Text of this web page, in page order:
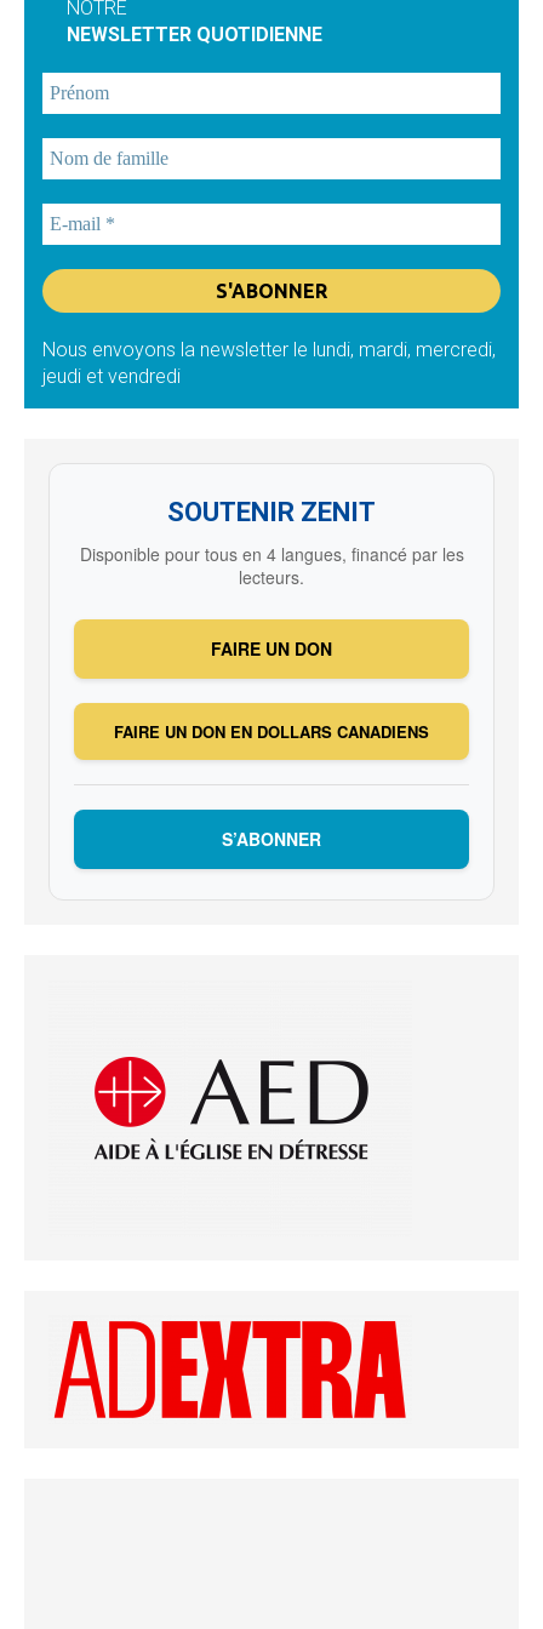
NOTRE
NEWSLETTER QUOTIDIENNE
Nous envoyons la newsletter le lundi, mardi, mercredi,
jeudi et vendredi
SOUTENIR ZENIT
Disponible pour tous en 4 langues, financé par les
lecteurs.
FAIRE UN DON
FAIRE UN DON EN DOLLARS CANADIENS
S’ABONNER